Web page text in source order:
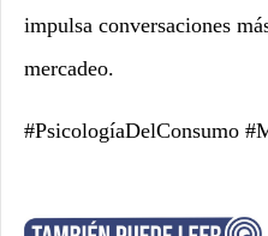
impulsa conversaciones
mercadeo.
#PsicologíaDelConsumo